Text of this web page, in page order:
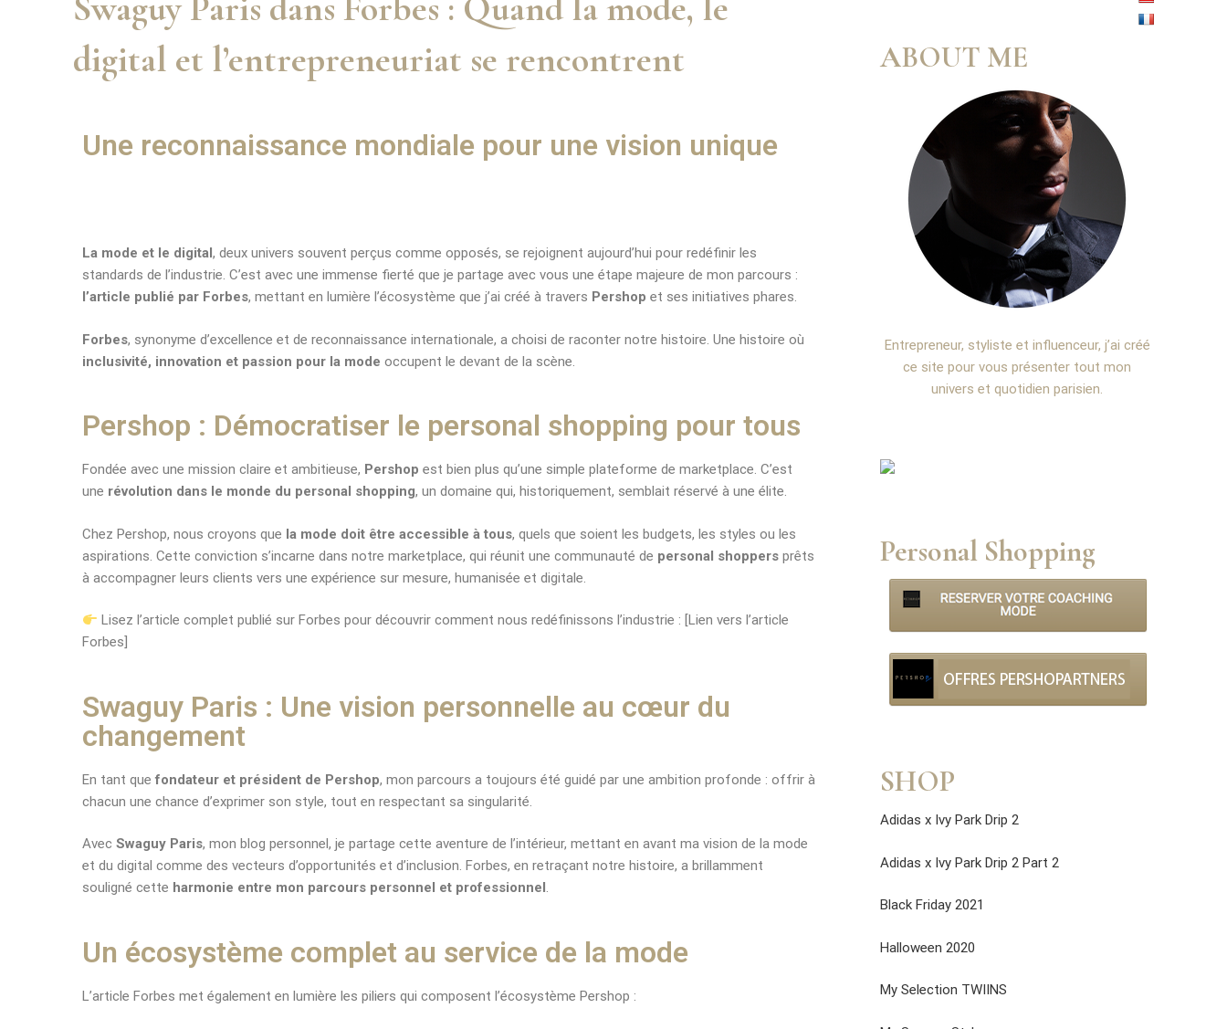
digital et l’entrepreneuriat se rencontrent
Une reconnaissance mondiale pour une vision unique
La mode et le digital, deux univers souvent perçus comme opposés, se rejoignent aujourd’hui pour redéfinir les
standards de l’industrie. C’est avec une immense fierté que je partage avec vous une étape majeure de mon parcours :
l’article publié par Forbes, mettant en lumière l’écosystème que j’ai créé à travers Pershop et ses initiatives phares.
Forbes, synonyme d’excellence et de reconnaissance internationale, a choisi de raconter notre histoire. Une histoire où
inclusivité, innovation et passion pour la mode occupent le devant de la scène.
Pershop : Démocratiser le personal shopping pour tous
Fondée avec une mission claire et ambitieuse, Pershop est bien plus qu’une simple plateforme de marketplace. C’est
une révolution dans le monde du personal shopping, un domaine qui, historiquement, semblait réservé à une élite.
Chez Pershop, nous croyons que la mode doit être accessible à tous, quels que soient les budgets, les styles ou les
aspirations. Cette conviction s’incarne dans notre marketplace, qui réunit une communauté de personal shoppers prêts
à accompagner leurs clients vers une expérience sur mesure, humanisée et digitale.
Lisez l’article complet publié sur Forbes pour découvrir comment nous redéfinissons l’industrie : [Lien vers l’article
Forbes]
Swaguy Paris : Une vision personnelle au cœur du
changement
En tant quefondateur et président de Pershop, mon parcours a toujours été guidé par une ambition profonde : offrir à
chacun une chance d’exprimer son style, tout en respectant sa singularité.
Avec Swaguy Paris, mon blog personnel, je partage cette aventure de l’intérieur, mettant en avant ma vision de la mode
et du digital comme des vecteurs d’opportunités et d’inclusion. Forbes, en retraçant notre histoire, a brillamment
souligné cette harmonie entre mon parcours personnel et professionnel.
Un écosystème complet au service de la mode
L’article Forbes met également en lumière les piliers qui composent l’écosystème Pershop :
ABOUT ME
Entrepreneur, styliste et influenceur, j’ai créé
ce site pour vous présenter tout mon
univers et quotidien parisien.
Personal Shopping
SHOP
Adidas x Ivy Park Drip 2
Adidas x Ivy Park Drip 2 Part 2
Black Friday 2021
Halloween 2020
My Selection TWIINS